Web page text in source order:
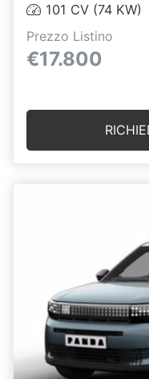
101 CV (74 KW)
Prezzo Listino
€17.800